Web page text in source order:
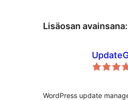
Lisäosan avainsana:
WordPress update